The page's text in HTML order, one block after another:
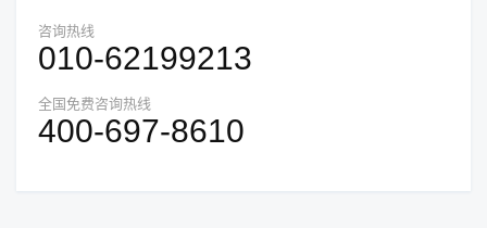
咨询热线
010-62199213
全国免费咨询热线
400-697-8610